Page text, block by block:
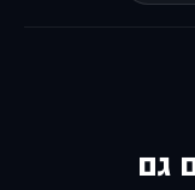
גם